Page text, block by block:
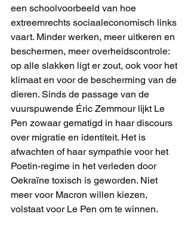
een schoolvoorbeeld van hoe
extreemrechts sociaaleconomisch links
vaart. Minder werken, meer uitkeren en
beschermen, meer overheidscontrole:
op alle slakken ligt er zout, ook voor het
klimaat en voor de bescherming van de
dieren. Sinds de passage van de
vuurspuwende Éric Zemmour lijkt Le
Pen zowaar gematigd in haar discours
over migratie en identiteit. Het is
afwachten of haar sympathie voor het
Poetin-regime in het verleden door
Oekraïne toxisch is geworden. Niet
meer voor Macron willen kiezen,
volstaat voor Le Pen om te winnen.